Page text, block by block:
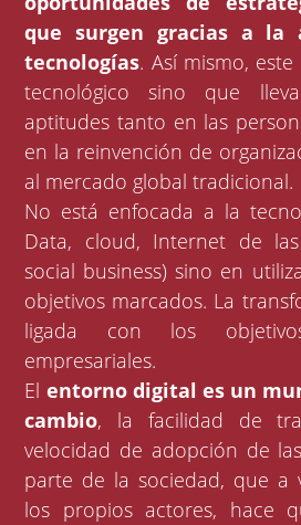
que surgen gracias a la
tecnologías. Así mismo,
tecnológico sino que
aptitudes tanto en las
en la reinvención de
al mercado global tradicional.
No está enfocada a la
Data, cloud, Internet de
social business) sino en
objetivos marcados. La
ligada con los
empresariales.
El entorno digital es un
cambio, la facilidad de
velocidad de adopción de
parte de la sociedad, que a
los propios actores, hace